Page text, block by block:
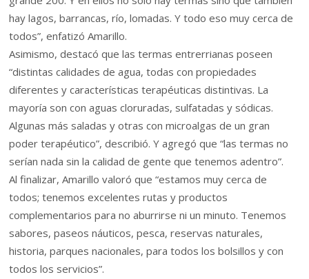
hay lagos, barrancas, río, lomadas. Y todo eso muy cerca de
todos”, enfatizó Amarillo.
Asimismo, destacó que las termas entrerrianas poseen
“distintas calidades de agua, todas con propiedades
diferentes y características terapéuticas distintivas. La
mayoría son con aguas cloruradas, sulfatadas y sódicas.
Algunas más saladas y otras con microalgas de un gran
poder terapéutico”, describió. Y agregó que “las termas no
serían nada sin la calidad de gente que tenemos adentro”.
Al finalizar, Amarillo valoró que “estamos muy cerca de
todos; tenemos excelentes rutas y productos
complementarios para no aburrirse ni un minuto. Tenemos
sabores, paseos náuticos, pesca, reservas naturales,
historia, parques nacionales, para todos los bolsillos y con
todos los servicios”.